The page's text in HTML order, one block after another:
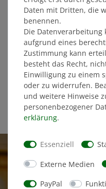
Gesichtsmaske LOGO
gelb
1,00 €
STATT: 1,00 €
Daten mit Dritten, die
benennen.
Die
aufgrund eines
Zustimmung kann
besteht das Recht,
Einwilligung zu einem
oder zu widerrufen.
und weitere Hinweise
personenbezogener
erklärung.
Essenziell
Externe Medien
PayPal